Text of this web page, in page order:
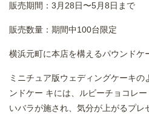
販売期間：3月28日〜5月8日まで
販売数量：期間中100台限定
横浜元町に本店を構えるパウンドケ
ミニチュア版ウェディングケーキ
ンドケー キには、ルビーチョコレ
いバラが施され、気分が上がるプレ